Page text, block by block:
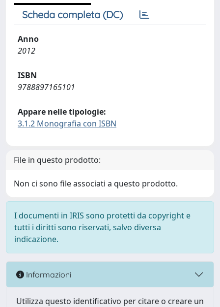
Scheda completa (DC)
Anno
2012
ISBN
9788897165101
Appare nelle tipologie:
3.1.2 Monografia con ISBN
File in questo prodotto:
Non ci sono file associati a questo prodotto.
I documenti in IRIS sono protetti da copyright e
tutti i diritti sono riservati, salvo diversa
indicazione.
Informazioni
Utilizza questo identificativo per citare o creare un